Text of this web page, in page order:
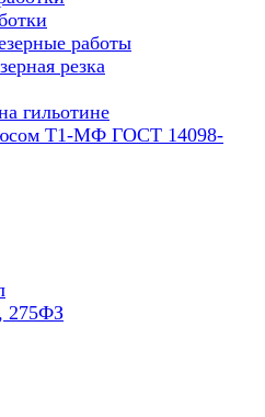
работы
резка
гильотине
Т1-МФ ГОСТ 14098-
275ФЗ